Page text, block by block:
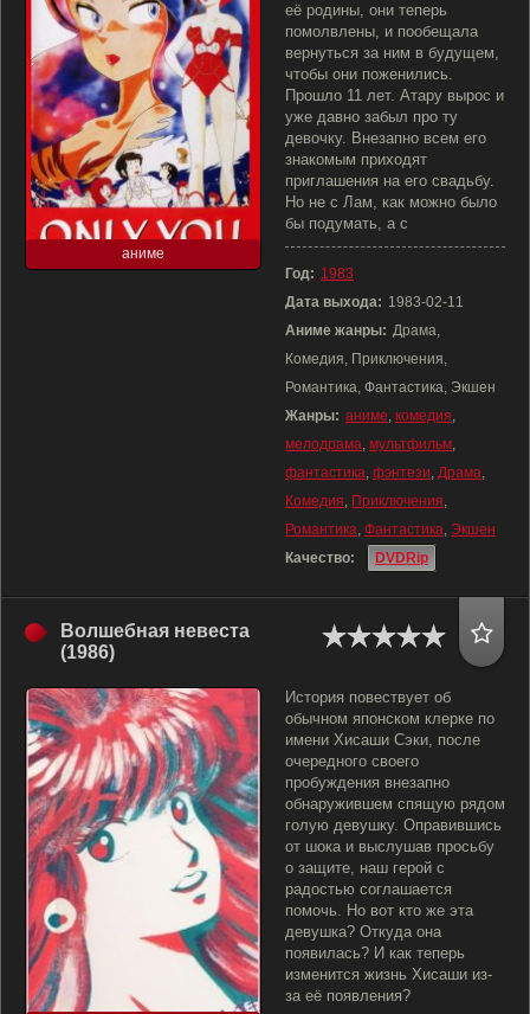
аниме
её родины, они теперь
помолвлены, и пообещала
вернуться за ним в будущем,
чтобы они поженились.
Прошло 11 лет. Атару вырос и
уже давно забыл про ту
девочку. Внезапно всем его
знакомым приходят
приглашения на его свадьбу.
Но не с Лам, как можно было
бы подумать, а с
Год: 1983
Дата выхода: 1983-02-11
Аниме жанры: Драма,
Комедия, Приключения,
Романтика, Фантастика, Экшен
Жанры: аниме, комедия,
мелодрама, мультфильм,
фантастика, фэнтези, Драма,
Комедия, Приключения,
Романтика, Фантастика, Экшен
Качество:
DVDRip
Волшебная невеста
(1986)
История повествует об
обычном японском клерке по
имени Хисаши Сэки, после
очередного своего
пробуждения внезапно
обнаружившем спящую рядом
голую девушку. Оправившись
от шока и выслушав просьбу
о защите, наш герой с
радостью соглашается
помочь. Но вот кто же эта
девушка? Откуда она
появилась? И как теперь
изменится жизнь Хисаши из-
за её появления?